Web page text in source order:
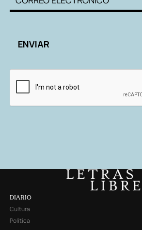
DIARIO
Cultura
Política